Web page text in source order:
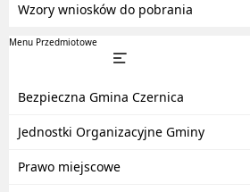
Wzory wniosków do pobrania
Menu Przedmiotowe
Bezpieczna Gmina Czernica
Jednostki Organizacyjne Gminy
Prawo miejscowe